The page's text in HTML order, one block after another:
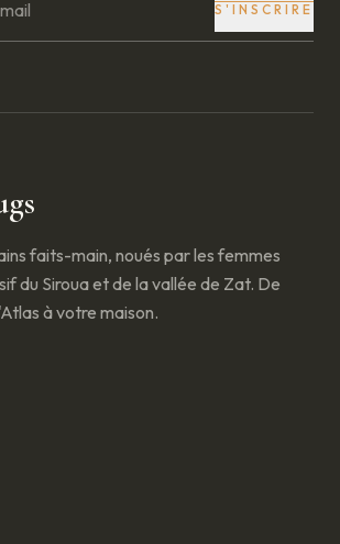
S'INSCRIRE
faits-main, noués par les femmes
du Siroua et de la vallée de Zat. De
à votre maison.